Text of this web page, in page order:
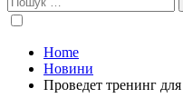
Home
Новини
Проведет тренинг